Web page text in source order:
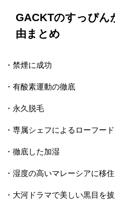
GACKTのすっぴん
由まとめ
・禁煙に成功
・有酸素運動の徹底
・永久脱毛
・専属シェフによるローフード
・徹底した加湿
・湿度の高いマレーシアに移住
・大河ドラマで美しい黒目を